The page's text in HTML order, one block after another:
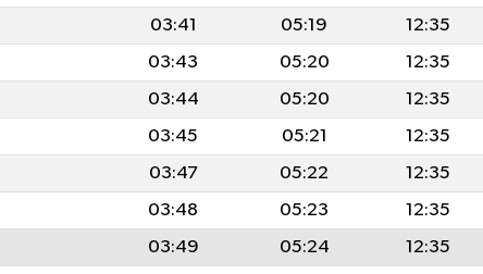
03:41 05:19 12:35
03:43 05:20 12:35
03:44 05:20 12:35
03:45 05:21 12:35
03:47 05:22 12:35
03:48 05:23 12:35
03:49 05:24 12:35